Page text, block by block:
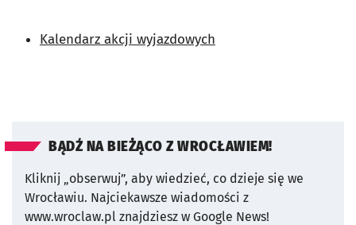
Kalendarz akcji wyjazdowych
BĄDŹ NA BIEŻĄCO Z WROCŁAWIEM!
Kliknij „obserwuj”, aby wiedzieć, co dzieje się we
Wrocławiu. Najciekawsze wiadomości z
www.wroclaw.pl znajdziesz w Google News!